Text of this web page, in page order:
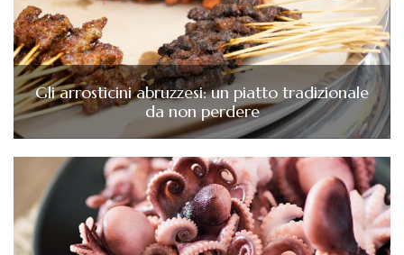
Gli arrosticini abruzzesi: un piatto tradizionale
da non perdere